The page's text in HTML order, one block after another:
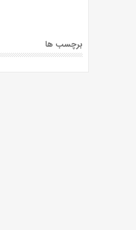
برچسب ها